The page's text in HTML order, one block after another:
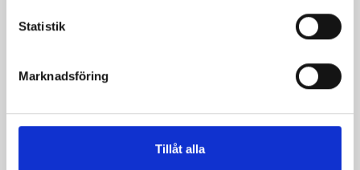
Statistik
Marknadsföring
Tillåt alla